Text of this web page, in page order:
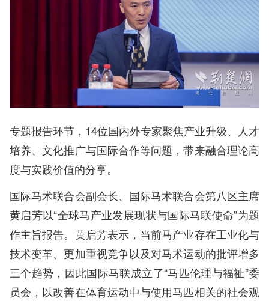
专题报告环节，14位国内外专家聚焦产业升级、人才
培养、文化推广与国际合作等问题，带来融合理论高
度与实践价值的分享。
国际马术联合会副会长、国际马术联合会第八区主席
黄启芳以“全球马产业发展现状与国际马联使命”为题
作主旨报告。黄启芳表示，当前马产业存在工业化与
技术变革、更加重视竞争以及对马术运动的批评增多
三个趋势，因此国际马联成立了“马匹伦理与福祉”委
员会，以改善在体育运动中与使用马匹相关的社会观